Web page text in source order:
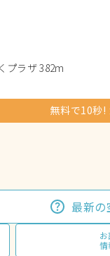
プラザ 382m
無料で10秒!
最新